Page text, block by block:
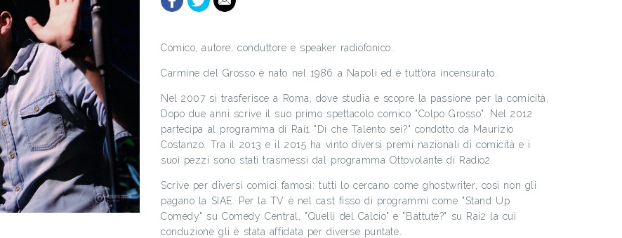
Comico, autore, conduttore e speaker radiofonico.
Carmine del Grosso è nato nel 1986 a Napoli ed è tutt’ora incensurato.
Nel 2007 si trasferisce a Roma, dove studia e scopre la passione per la comicità.
Dopo due anni scrive il suo primo spettacolo comico "Colpo Grosso". Nel 2012
partecipa al programma di Rai1 "Di che Talento sei?" condotto da Maurizio
Costanzo. Tra il 2013 e il 2015 ha vinto diversi premi nazionali di comicità e i
suoi pezzi sono stati trasmessi dal programma Ottovolante di Radio2.
Scrive per diversi comici famosi: tutti lo cercano come ghostwriter, così non gli
pagano la SIAE. Per la TV è nel cast fisso di programmi come "Stand Up
Comedy" su Comedy Central, "Quelli del Calcio" e "Battute?" su Rai2 la cui
conduzione gli è stata affidata per diverse puntate.